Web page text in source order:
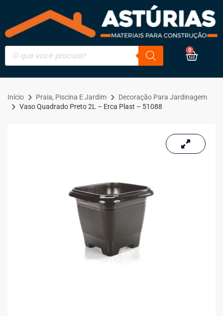
0
Início Praia, Piscina E Jardim
Decoração Para Jardinagem
Vaso Quadrado Preto 2L – Erca Plast – 51088